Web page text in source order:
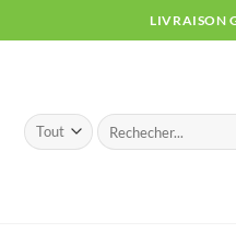
LIVRAISON
Recherche
pour :